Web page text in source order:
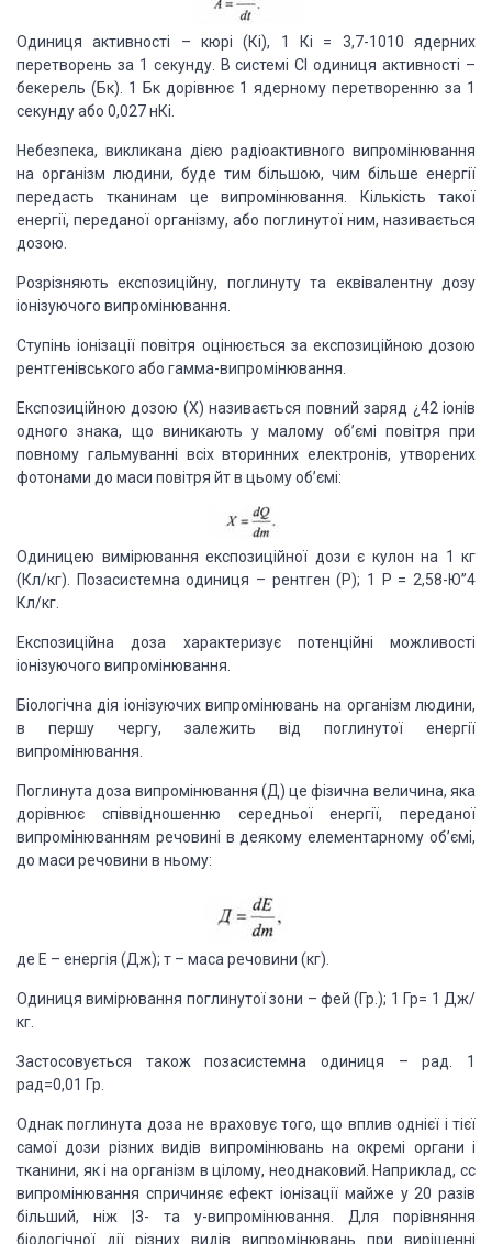
Одиниця активності – кюрі (Кі), 1 Кі = 3,7-1010 ядерних
перетворень за 1 секунду. В системі СІ одиниця активності –
бекерель (Бк). 1 Бк дорівнює 1 ядерному перетворенню за 1
секунду або 0,027 нКі.
Небезпека, викликана дією радіоактивного випромінювання
на організм людини, буде тим більшою, чим більше енергії
передасть тканинам це випромінювання. Кількість такої
енергії, переданої організму, або поглинутої ним, називається
дозою.
Розрізняють експозиційну, поглинуту та еквівалентну дозу
іонізуючого випромінювання.
Ступінь іонізації повітря оцінюється за експозиційною дозою
рентгенівського або гамма-випромінювання.
Експозиційною дозою (X) називається повний заряд ¿42 іонів
одного знака, що виникають у малому об’ємі повітря при
повному гальмуванні всіх вторинних електронів, утворених
фотонами до маси повітря йт в цьому об’ємі:
Одиницею вимірювання експозиційної дози є кулон на 1 кг
(Кл/кг). Позасистемна одиниця – рентген (Р); 1 Р = 2,58-Ю”4
Кл/кг.
Експозиційна доза характеризує потенційні можливості
іонізуючого випромінювання.
Біологічна дія іонізуючих випромінювань на організм людини,
в першу чергу, залежить від поглинутої енергії
випромінювання.
Поглинута доза випромінювання (Д) це фізична величина, яка
дорівнює співвідношенню середньої енергії, переданої
випромінюванням речовині в деякому елементарному об’ємі,
до маси речовини в ньому:
де Е – енергія (Дж); т – маса речовини (кг).
Одиниця вимірювання поглинутої зони – фей (Гр.); 1 Гр= 1 Дж/
кг.
Застосовується також позасистемна одиниця – рад. 1
рад=0,01 Гр.
Однак поглинута доза не враховує того, що вплив однієї і тієї
самої дози різних видів випромінювань на окремі органи і
тканини, як і на організм в цілому, неоднаковий. Наприклад, сс
випромінювання спричиняє ефект іонізації майже у 20 разів
більший, ніж |3- та у-випромінювання. Для порівняння
біологічної дії різних видів випромінювань при вирішенні